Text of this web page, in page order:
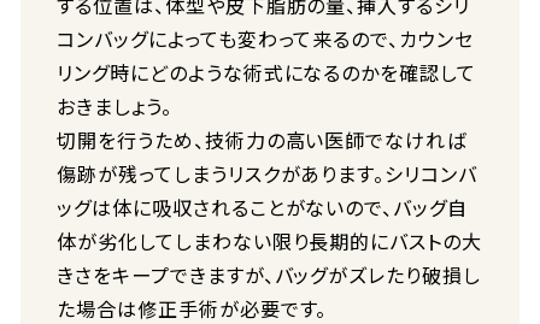
コンバッグによっても変わって来るので、カウンセ
リング時にどのような術式になるのかを確認して
おきましょう。
切開を行うため、技術力の高い医師でなければ
傷跡が残ってしまうリスクがあります。シリコンバ
ッグは体に吸収されることがないので、バッグ自
体が劣化してしまわない限り長期的にバストの大
きさをキープできますが、バッグがズレたり破損し
た場合は修正手術が必要です。